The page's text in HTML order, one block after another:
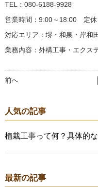
TEL：080-6188-9928
営業時間：9:00～18:00 定休
対応エリア：堺・和泉・岸和
業務内容：外構工事・エクス
前へ
人気の記事
植栽工事って何？具体的
最新の記事